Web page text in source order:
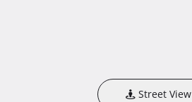
Street View